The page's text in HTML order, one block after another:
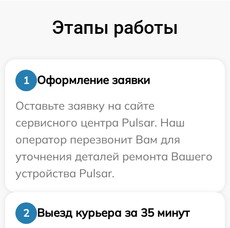
Этапы работы
1
Оформление заявки
Оставьте заявку на сайте
сервисного центра Pulsar. Наш
оператор перезвонит Вам для
уточнения деталей ремонта Вашего
устройства Pulsar.
2
Выезд курьера за 35 минут